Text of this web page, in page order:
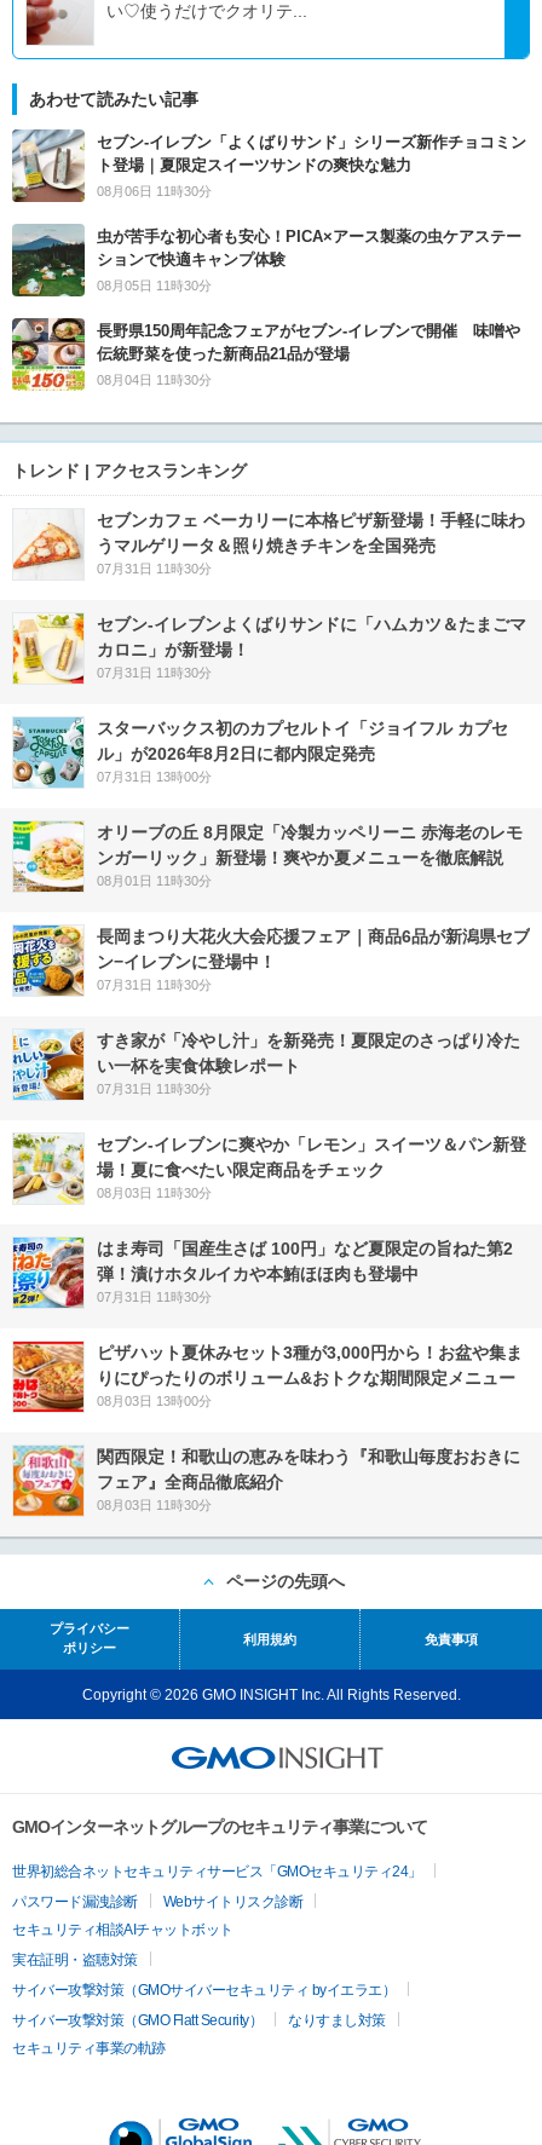
い♡使うだけでクオリテ...
あわせて読みたい記事
セブン‐イレブン「よくばりサンド」シリーズ新作チョコミン
ト登場｜夏限定スイーツサンドの爽快な魅力
08月06日 11時30分
虫が苦手な初心者も安心！PICA×アース製薬の虫ケアステー
ションで快適キャンプ体験
08月05日 11時30分
長野県150周年記念フェアがセブン-イレブンで開催 味噌や
伝統野菜を使った新商品21品が登場
08月04日 11時30分
トレンド | アクセスランキング
セブンカフェ ベーカリーに本格ピザ新登場！手軽に味わ
うマルゲリータ＆照り焼きチキンを全国発売
07月31日 11時30分
セブン‐イレブンよくばりサンドに「ハムカツ＆たまごマ
カロニ」が新登場！
07月31日 11時30分
スターバックス初のカプセルトイ「ジョイフル カプセ
ル」が2026年8月2日に都内限定発売
07月31日 13時00分
オリーブの丘 8月限定「冷製カッペリーニ 赤海老のレモ
ンガーリック」新登場！爽やか夏メニューを徹底解説
08月01日 11時30分
長岡まつり大花火大会応援フェア｜商品6品が新潟県セブ
ン−イレブンに登場中！
07月31日 11時30分
すき家が「冷やし汁」を新発売！夏限定のさっぱり冷た
い一杯を実食体験レポート
07月31日 11時30分
セブン‐イレブンに爽やか「レモン」スイーツ＆パン新登
場！夏に食べたい限定商品をチェック
08月03日 11時30分
はま寿司「国産生さば 100円」など夏限定の旨ねた第2
弾！漬けホタルイカや本鮪ほほ肉も登場中
07月31日 11時30分
ピザハット夏休みセット3種が3,000円から！お盆や集ま
りにぴったりのボリューム&おトクな期間限定メニュー
08月03日 13時00分
関西限定！和歌山の恵みを味わう『和歌山毎度おおきに
フェア』全商品徹底紹介
08月03日 11時30分
ページの先頭へ
プライバシー
ポリシー
利用規約 免責事項
Copyright © 2026 GMO INSIGHT Inc. All Rights Reserved.
GMOインターネットグループのセキュリティ事業について
世界初総合ネットセキュリティサービス「GMOセキュリティ24」
パスワード漏洩診断
Webサイトリスク診断
セキュリティ相談AIチャットボット
実在証明・盗聴対策
サイバー攻撃対策（GMOサイバーセキュリティ byイエラエ）
サイバー攻撃対策（GMO Flatt Security）
なりすまし対策
セキュリティ事業の軌跡